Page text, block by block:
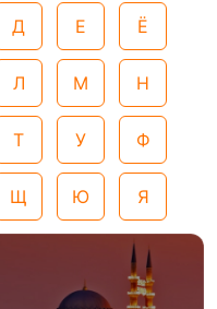
Д Е Ё
Л М Н
Т У Ф
Щ Ю Я